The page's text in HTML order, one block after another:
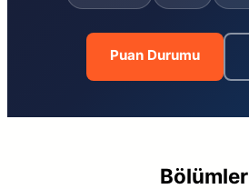
Puan Durumu
Bölümler